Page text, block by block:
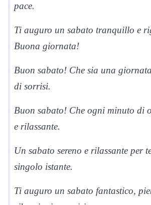
pace.
Ti auguro un sabato tranquillo e
Buona giornata!
Buon sabato! Che sia una
di sorrisi.
Buon sabato! Che ogni minuto di
e rilassante.
Un sabato sereno e rilassante per
singolo istante.
Ti auguro un sabato fantastico,